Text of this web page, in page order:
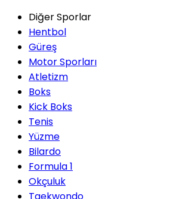
Diğer Sporlar
Hentbol
Güreş
Motor Sporları
Atletizm
Boks
Kick Boks
Tenis
Yüzme
Bilardo
Formula 1
Okçuluk